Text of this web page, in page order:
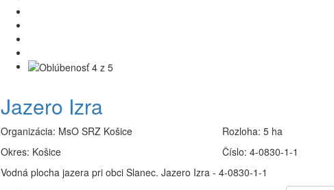
Jazero Izra
Organizácia: MsO SRZ Košice
Okres: Košice
Rozloha:5 ha
Číslo:4-0830-1-1
Vodná plocha jazera pri obci Slanec. Jazero Izra - 4-0830-1-1